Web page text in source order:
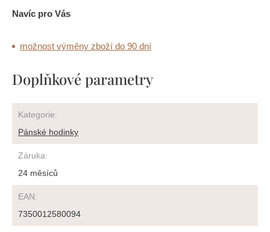
Navíc pro Vás
možnost výměny zboží do 90 dní
Doplňkové parametry
Kategorie:
Pánské hodinky
Záruka:
24 měsíců
EAN:
7350012580094